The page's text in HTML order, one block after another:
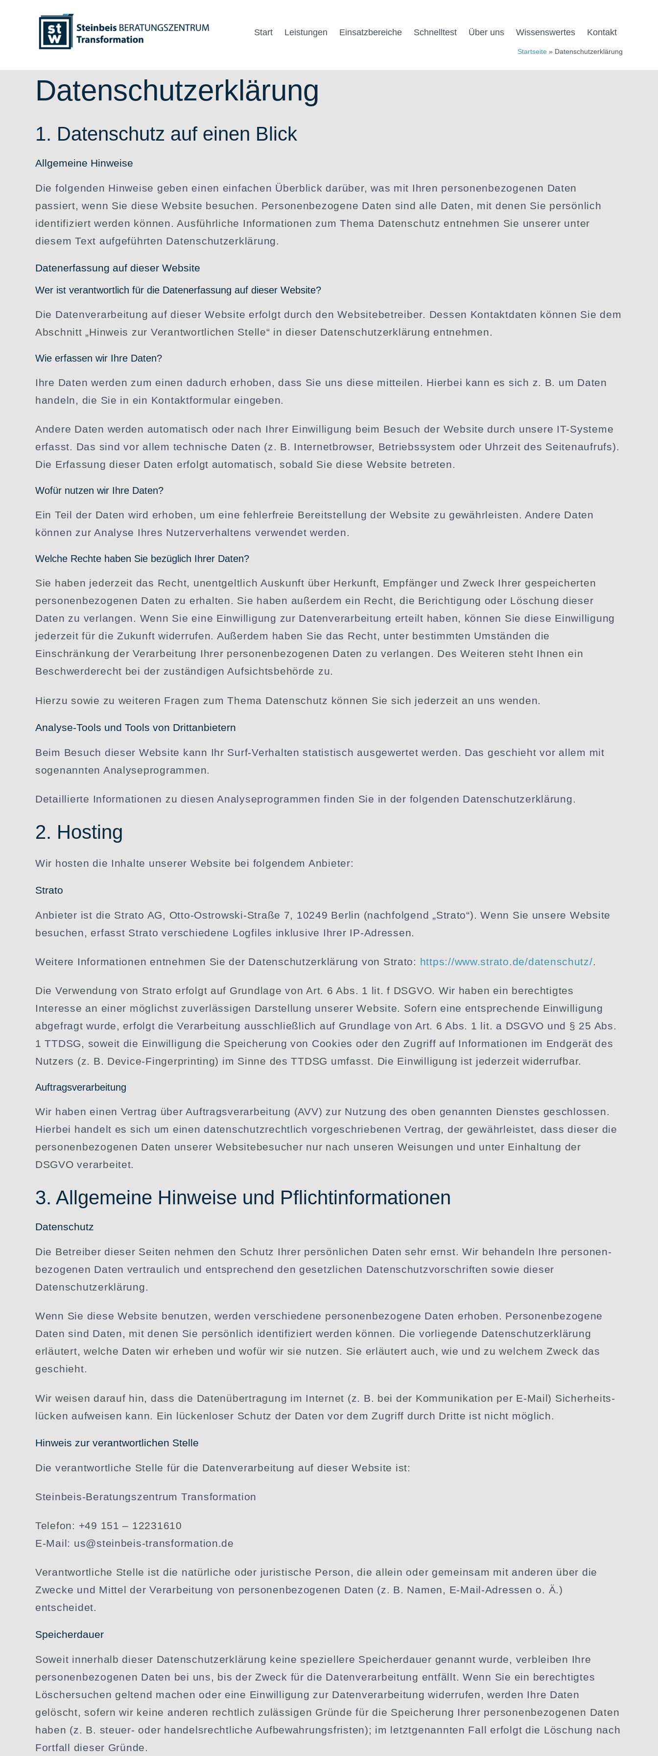
Start Leistungen Einsatz­be­reiche Schnelltest Über uns Wissens­wertes Kontakt
Startseite Datenschutzerklärung
Datenschutz­erklärung
1. Daten­schutz auf einen Blick
Allge­meine Hinweise
Die folgenden Hinweise geben einen einfachen Überblick darüber, was mit Ihren perso­nen­be­zo­genen Daten
passiert, wenn Sie diese Website besuchen. Perso­nen­be­zogene Daten sind alle Daten, mit denen Sie persönlich
identi­fi­ziert werden können. Ausführ­liche Infor­ma­tionen zum Thema Daten­schutz entnehmen Sie unserer unter
diesem Text aufge­führten Datenschutzerklärung.
Daten­er­fassung auf dieser Website
Wer ist verant­wortlich für die Daten­er­fassung auf dieser Website?
Die Daten­ver­ar­beitung auf dieser Website erfolgt durch den Website­be­treiber. Dessen Kontakt­daten können Sie dem
Abschnitt „Hinweis zur Verant­wort­lichen Stelle“ in dieser Daten­schutz­er­klärung entnehmen.
Wie erfassen wir Ihre Daten?
Ihre Daten werden zum einen dadurch erhoben, dass Sie uns diese mitteilen. Hierbei kann es sich z. B. um Daten
handeln, die Sie in ein Kontakt­for­mular eingeben.
Andere Daten werden automa­tisch oder nach Ihrer Einwil­ligung beim Besuch der Website durch unsere IT-Systeme
erfasst. Das sind vor allem technische Daten (z. B. Inter­net­browser, Betriebs­system oder Uhrzeit des Seiten­aufrufs).
Die Erfassung dieser Daten erfolgt automa­tisch, sobald Sie diese Website betreten.
Wofür nutzen wir Ihre Daten?
Ein Teil der Daten wird erhoben, um eine fehler­freie Bereit­stellung der Website zu gewähr­leisten. Andere Daten
können zur Analyse Ihres Nutzer­ver­haltens verwendet werden.
Welche Rechte haben Sie bezüglich Ihrer Daten?
Sie haben jederzeit das Recht, unent­geltlich Auskunft über Herkunft, Empfänger und Zweck Ihrer gespei­cherten
perso­nen­be­zo­genen Daten zu erhalten. Sie haben außerdem ein Recht, die Berich­tigung oder Löschung dieser
Daten zu verlangen. Wenn Sie eine Einwil­ligung zur Daten­ver­ar­beitung erteilt haben, können Sie diese Einwil­ligung
jederzeit für die Zukunft wider­rufen. Außerdem haben Sie das Recht, unter bestimmten Umständen die
Einschränkung der Verar­beitung Ihrer perso­nen­be­zo­genen Daten zu verlangen. Des Weiteren steht Ihnen ein
Beschwer­de­recht bei der zustän­digen Aufsichts­be­hörde zu.
Hierzu sowie zu weiteren Fragen zum Thema Daten­schutz können Sie sich jederzeit an uns wenden.
Analyse-Tools und Tools von Drittanbietern
Beim Besuch dieser Website kann Ihr Surf-Verhalten statis­tisch ausge­wertet werden. Das geschieht vor allem mit
sogenannten Analyseprogrammen.
Detail­lierte Infor­ma­tionen zu diesen Analy­se­pro­grammen finden Sie in der folgenden Datenschutzerklärung.
2. Hosting
Wir hosten die Inhalte unserer Website bei folgendem Anbieter:
Strato
Anbieter ist die Strato AG, Otto-Ostrowski-Straße 7, 10249 Berlin (nachfolgend „Strato“). Wenn Sie unsere Website
besuchen, erfasst Strato verschiedene Logfiles inklusive Ihrer IP-Adressen.
Weitere Infor­ma­tionen entnehmen Sie der Daten­schutz­er­klärung von Strato: https://www.strato.de/datenschutz/.
Die Verwendung von Strato erfolgt auf Grundlage von Art. 6 Abs. 1 lit. f DSGVO. Wir haben ein berech­tigtes
Interesse an einer möglichst zuver­läs­sigen Darstellung unserer Website. Sofern eine entspre­chende Einwil­ligung
abgefragt wurde, erfolgt die Verar­beitung ausschließlich auf Grundlage von Art. 6 Abs. 1 lit. a DSGVO und § 25 Abs.
1 TTDSG, soweit die Einwil­ligung die Speicherung von Cookies oder den Zugriff auf Infor­ma­tionen im Endgerät des
Nutzers (z. B. Device-Finger­printing) im Sinne des TTDSG umfasst. Die Einwil­ligung ist jederzeit widerrufbar.
Auftrags­ver­ar­beitung
Wir haben einen Vertrag über Auftrags­ver­ar­beitung (AVV) zur Nutzung des oben genannten Dienstes geschlossen.
Hierbei handelt es sich um einen daten­schutz­rechtlich vorge­schrie­benen Vertrag, der gewähr­leistet, dass dieser die
perso­nen­be­zo­genen Daten unserer Website­be­sucher nur nach unseren Weisungen und unter Einhaltung der
DSGVO verarbeitet.
3. Allge­meine Hinweise und Pflichtinformationen
Daten­schutz
Die Betreiber dieser Seiten nehmen den Schutz Ihrer persön­lichen Daten sehr ernst. Wir behandeln Ihre perso­nen­
be­zo­genen Daten vertraulich und entspre­chend den gesetz­lichen Daten­schutz­vor­schriften sowie dieser
Datenschutzerklärung.
Wenn Sie diese Website benutzen, werden verschiedene perso­nen­be­zogene Daten erhoben. Perso­nen­be­zogene
Daten sind Daten, mit denen Sie persönlich identi­fi­ziert werden können. Die vorlie­gende Daten­schutz­er­klärung
erläutert, welche Daten wir erheben und wofür wir sie nutzen. Sie erläutert auch, wie und zu welchem Zweck das
geschieht.
Wir weisen darauf hin, dass die Daten­über­tragung im Internet (z. B. bei der Kommu­ni­kation per E‑Mail) Sicher­heits­
lücken aufweisen kann. Ein lücken­loser Schutz der Daten vor dem Zugriff durch Dritte ist nicht möglich.
Hinweis zur verant­wort­lichen Stelle
Die verant­wort­liche Stelle für die Daten­ver­ar­beitung auf dieser Website ist:
Steinbeis-Beratungs­zentrum Transformation
Telefon: +49 151 – 12231610
E‑Mail: us@steinbeis-transformation.de
Verant­wort­liche Stelle ist die natür­liche oder juris­tische Person, die allein oder gemeinsam mit anderen über die
Zwecke und Mittel der Verar­beitung von perso­nen­be­zo­genen Daten (z. B. Namen, E‑Mail-Adressen o. Ä.)
entscheidet.
Speicher­dauer
Soweit innerhalb dieser Daten­schutz­er­klärung keine spezi­ellere Speicher­dauer genannt wurde, verbleiben Ihre
perso­nen­be­zo­genen Daten bei uns, bis der Zweck für die Daten­ver­ar­beitung entfällt. Wenn Sie ein berech­tigtes
Löscher­suchen geltend machen oder eine Einwil­ligung zur Daten­ver­ar­beitung wider­rufen, werden Ihre Daten
gelöscht, sofern wir keine anderen rechtlich zuläs­sigen Gründe für die Speicherung Ihrer perso­nen­be­zo­genen Daten
haben (z. B. steuer- oder handels­recht­liche Aufbe­wah­rungs­fristen); im letzt­ge­nannten Fall erfolgt die Löschung nach
Fortfall dieser Gründe.